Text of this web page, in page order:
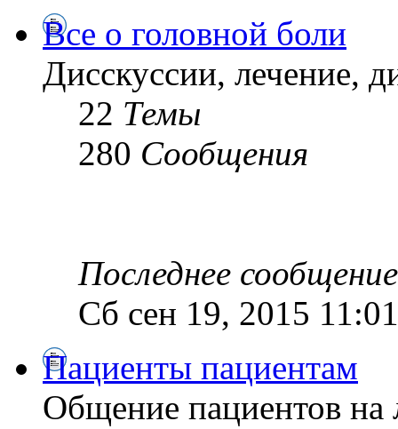
Все о головной боли
Дисскуссии, лечение,
22 Темы
280 Сообщения
Последнее сообщение
Сб сен 19, 2015
Пациенты пациентам
Общение пациентов